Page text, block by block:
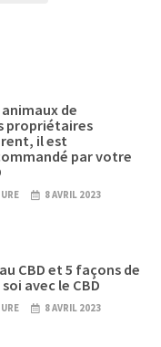
animaux de
propriétaires
il est
par votre
8 AVRIL 2023
CBD et 5 façons de
avec le CBD
8 AVRIL 2023